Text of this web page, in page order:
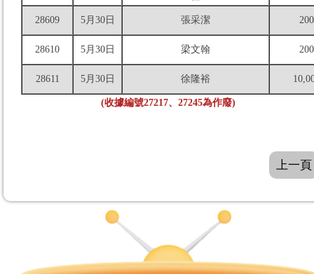
28609 5月30日 張采潔 200
28610 5月30日 梁文翰 200
28611 5月30日 徐隆裕
(收據編號27217、27245為作廢)
上一頁